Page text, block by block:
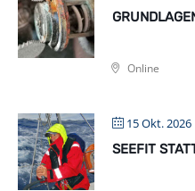
Online
15 Okt. 2026
SEEFIT